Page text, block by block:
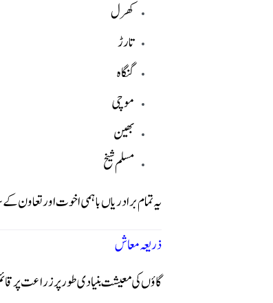
کھرل
تارڑ
لنگاہ
موچی
بھین
مسلم شیخ
یہ تمام برادریاں باہمی اخوت اور تعاون
ذریعہ معاش
گاؤں کی معیشت بنیادی طور پر زراعت پر